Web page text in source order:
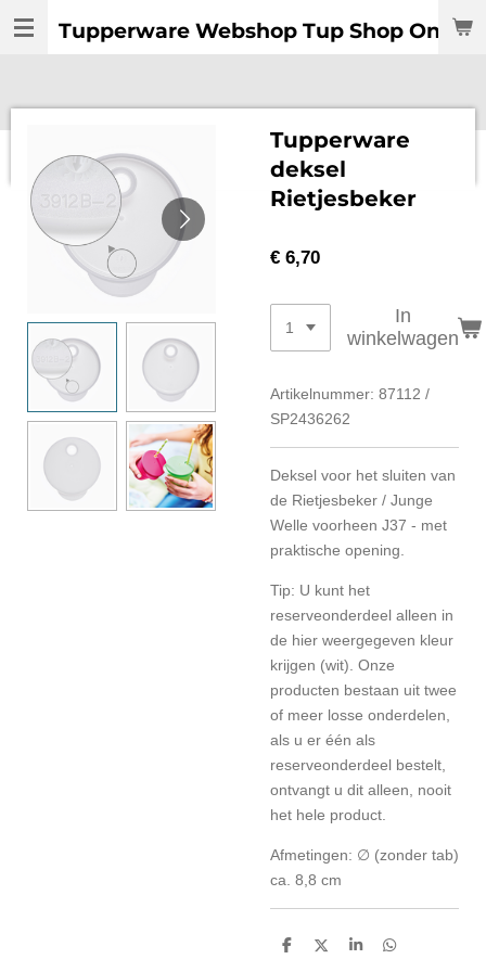
Ga
Tupperware Webshop Tup Shop
Tupperware
deksel
Rietjesbeker
€ 6,70
In
winkelwagen
Artikelnummer: 87112 /
SP2436262
Deksel voor het sluiten van
de Rietjesbeker / Junge
Welle voorheen J37 - met
praktische opening.
Tip: U kunt het
reserveonderdeel alleen in
de hier weergegeven kleur
krijgen (wit). Onze
producten bestaan uit twee
of meer losse onderdelen,
als u er één als
reserveonderdeel bestelt,
ontvangt u dit alleen, nooit
het hele product.
Afmetingen: ∅ (zonder tab)
ca. 8,8 cm
D
D
S
D